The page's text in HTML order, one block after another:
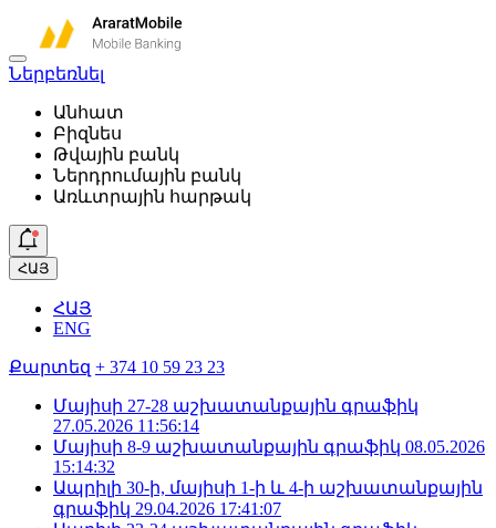
Ներբեռնել
Անհատ
Բիզնես
Թվային բանկ
Ներդրումային բանկ
Առևտրային հարթակ
ՀԱՅ
ՀԱՅ
ENG
Քարտեզ + 374 10 59 23 23
Մայիսի 27-28 աշխատանքային գրաֆիկ
27.05.2026 11:56:14
Մայիսի 8-9 աշխատանքային գրաֆիկ 08.05.2026
15:14:32
Ապրիլի 30-ի, մայիսի 1-ի և 4-ի աշխատանքային
գրաֆիկ 29.04.2026 17:41:07